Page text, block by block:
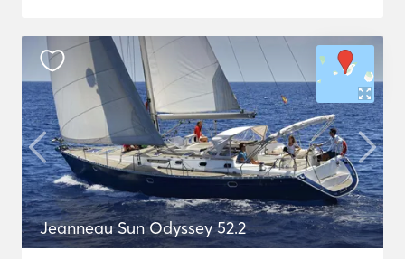
Jeanneau Sun Odyssey 52.2